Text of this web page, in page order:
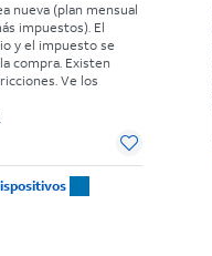
nueva (plan mensual
impuestos). El
y el impuesto se
compra. Existen
Ve los